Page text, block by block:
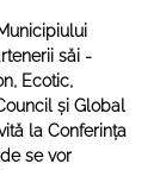
săi -
Ecotic,
și Global
la Conferința
se vor